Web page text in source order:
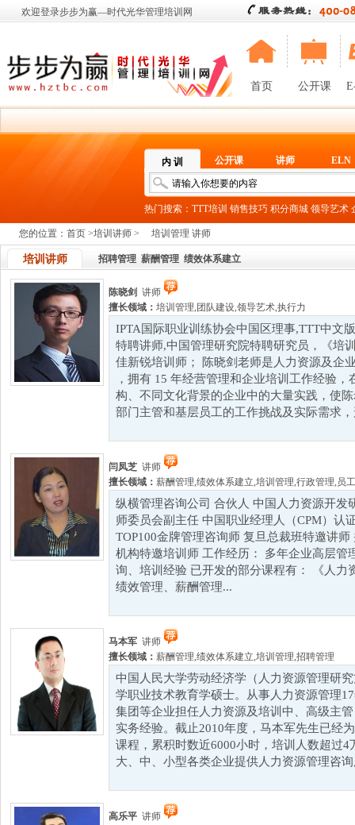
欢迎登录步步为赢—时代光华管理培训网
首页 公开课
内 训 公开课 讲师 ELN
热门搜索： TTT培训 销售技巧 积分商城 领导艺术
您的位置： 首页 >培训讲师 > 培训管理 讲师
培训讲师 招聘管理 薪酬管理 绩效体系建立
陈晓剑 讲师
擅长领域： 培训管理, 团队建设,领导艺术,执行力
IPTA国际职业训练协会中国区理事,TTT中文
特聘讲师,中国管理研究院特聘研究员，《培
佳新锐培训师； 陈晓剑老师是人力资源及企
，拥有 15 年经营管理和企业培训工作经验
构、不同文化背景的企业中的大量实践，使
部门主管和基层员工的工作挑战及实际需求
闫凤芝 讲师
擅长领域： 薪酬管理,绩效体系建立,培训管理,行政管理, 员
纵横管理咨询公司 合伙人 中国人力资源开发
师委员会副主任 中国职业经理人（CPM）认
TOP100金牌管理咨询师 复旦总裁班特邀讲
机构特邀培训师 工作经历： 多年企业高层管
询、培训经验 已开发的部分课程有： 《人力
绩效管理、薪酬管理...
马本军 讲师
擅长领域： 薪酬管理,绩效体系建立,培训管理,招聘管理
中国人民大学劳动经济学（人力资源管理研
学职业技术教育学硕士。从事人力资源管理
集团等企业担任人力资源及培训中、高级主
实务经验。截止2010年度，马本军先生已经
课程，累积时数近6000小时，培训人数超过
大、中、小型各类企业提供人力资源管理咨
高乐平 讲师